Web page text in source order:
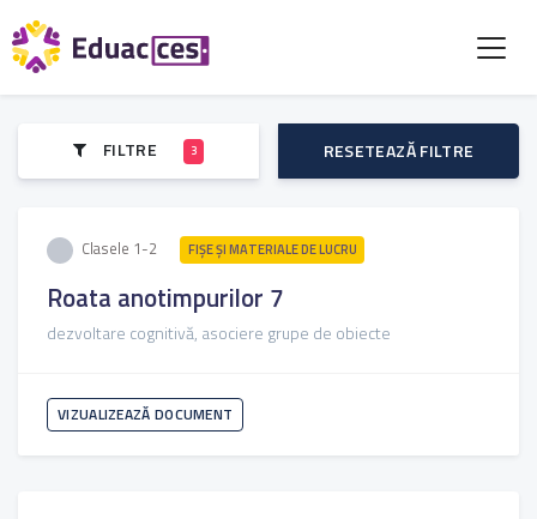
FILTRE 3 RESETEAZĂ FILTRE
Clasele 1-2 FIŞE ŞI MATERIALE DE LUCRU
Roata anotimpurilor 7
dezvoltare cognitivă, asociere grupe de obiecte
VIZUALIZEAZĂ DOCUMENT